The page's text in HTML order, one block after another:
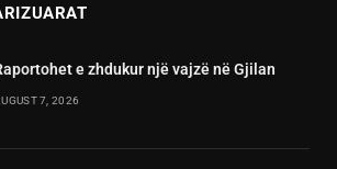
e zhdukur një vajzë në Gjilan
7, 2026